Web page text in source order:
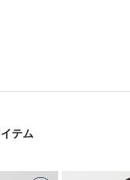
テム